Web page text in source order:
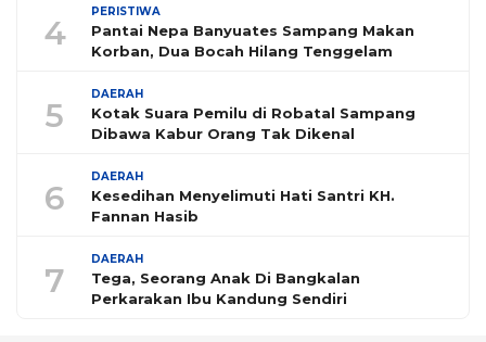
4
PERISTIWA
Pantai Nepa Banyuates Sampang Makan
Korban, Dua Bocah Hilang Tenggelam
5
DAERAH
Kotak Suara Pemilu di Robatal Sampang
Dibawa Kabur Orang Tak Dikenal
6
DAERAH
Kesedihan Menyelimuti Hati Santri KH.
Fannan Hasib
7
DAERAH
Tega, Seorang Anak Di Bangkalan
Perkarakan Ibu Kandung Sendiri